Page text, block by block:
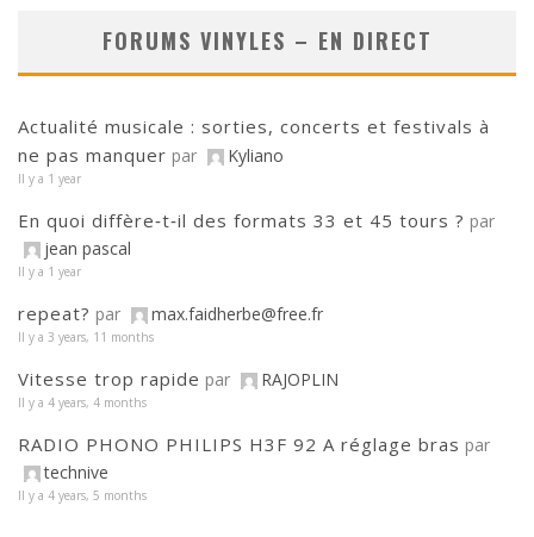
FORUMS VINYLES – EN DIRECT
Actualité musicale : sorties, concerts et festivals à
ne pas manquer par Kyliano
Il y a 1 year
En quoi diffère‑t‑il des formats 33 et 45 tours ? par
jean pascal
Il y a 1 year
repeat? par max.faidherbe@free.fr
Il y a 3 years, 11 months
Vitesse trop rapide par RAJOPLIN
Il y a 4 years, 4 months
RADIO PHONO PHILIPS H3F 92 A réglage bras par
technive
Il y a 4 years, 5 months